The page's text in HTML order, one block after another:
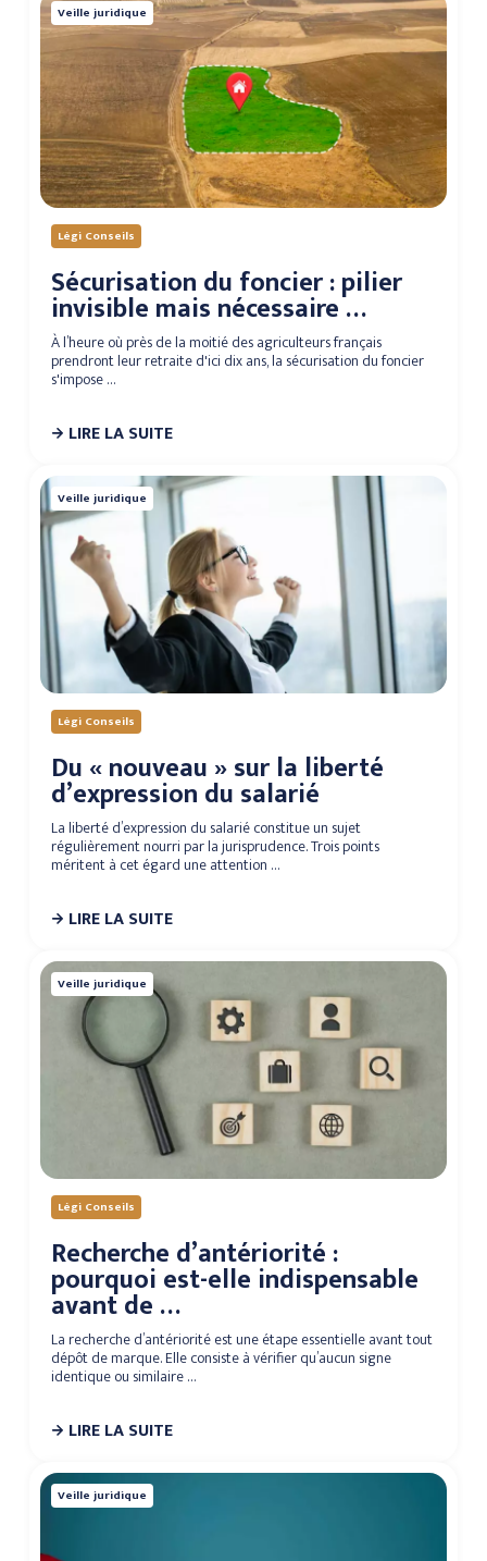
LEGI RETRAITE
LEGI NOTAIRES
Veille juridique
Légi Conseils
Sécurisation du foncier : pilier
invisible mais nécessaire …
À l’heure où près de la moitié des agriculteurs français
prendront leur retraite d'ici dix ans, la sécurisation du foncier
s'impose …
LIRE LA SUITE
Veille juridique
Légi Conseils
Du « nouveau » sur la liberté
d’expression du salarié
La liberté d’expression du salarié constitue un sujet
régulièrement nourri par la jurisprudence. Trois points
méritent à cet égard une attention …
LIRE LA SUITE
Veille juridique
Légi Conseils
Recherche d’antériorité :
pourquoi est-elle indispensable
avant de …
La recherche d’antériorité est une étape essentielle avant tout
dépôt de marque. Elle consiste à vérifier qu’aucun signe
identique ou similaire …
LIRE LA SUITE
Veille juridique